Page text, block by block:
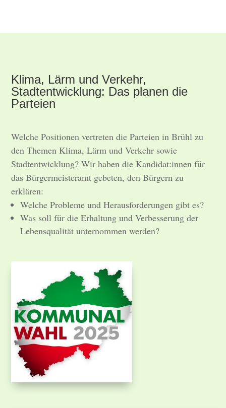
Klima, Lärm und Verkehr,
Stadtentwicklung: Das planen die
Parteien
Welche Positionen vertreten die Parteien in Brühl zu
den Themen Klima, Lärm und Verkehr sowie
Stadtentwicklung? Wir haben die Kandidat:innen für
das Bürgermeisteramt gebeten, den Bürgern zu
erklären:
Welche Probleme und Herausforderungen gibt es?
Was soll für die Erhaltung und Verbesserung der
Lebensqualität unternommen werden?